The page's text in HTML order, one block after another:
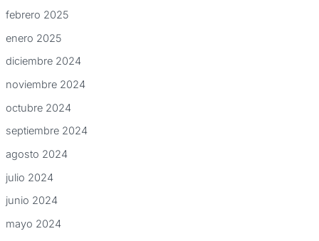
febrero 2025
enero 2025
diciembre 2024
noviembre 2024
octubre 2024
septiembre 2024
agosto 2024
julio 2024
junio 2024
mayo 2024